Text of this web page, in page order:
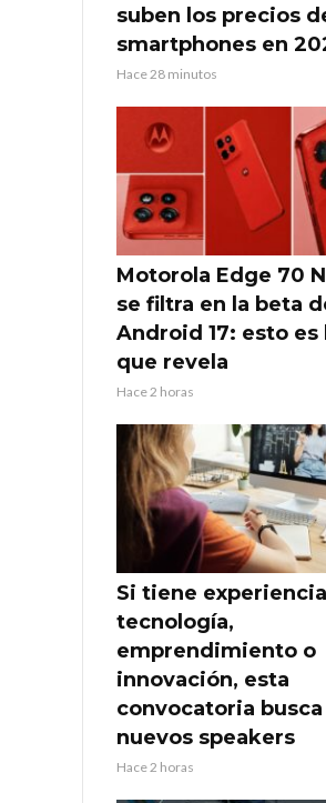
suben los precios
smartphones en
Hace 28 minutos
Motorola Edge 70
se filtra en la beta
Android 17: esto es
que revela
Hace 2 horas
Si tiene
tecnología,
emprendimiento o
innovación, esta
convocatoria busca
nuevos speakers
Hace 2 horas